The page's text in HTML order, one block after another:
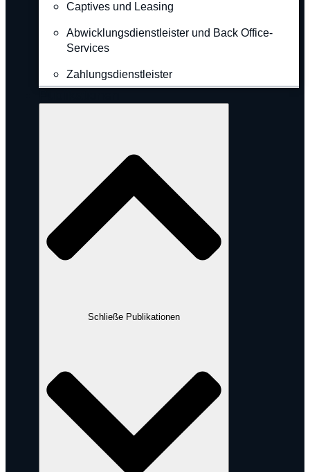
Captives und Leasing
Abwicklungsdienstleister und Back Office-
Services
Zahlungsdienstleister
Schließe Publikationen